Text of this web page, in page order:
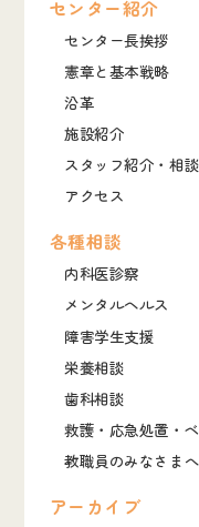
センター紹介
センター長挨拶
憲章と基本戦略
沿革
施設紹介
スタッフ紹介・相
アクセス
各種相談
内科医診察
メンタルヘルス
障害学生支援
栄養相談
歯科相談
救護・応急処置・
教職員のみなさまへ
アーカイブ